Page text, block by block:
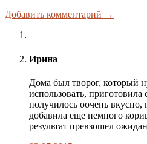
Добавить комментарий →
Ирина
Дома был творог, который
использовать, приготовила
получилось оочень
добавила еще немного
результат превзошел